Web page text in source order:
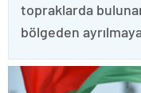
topraklarda
bölgeden